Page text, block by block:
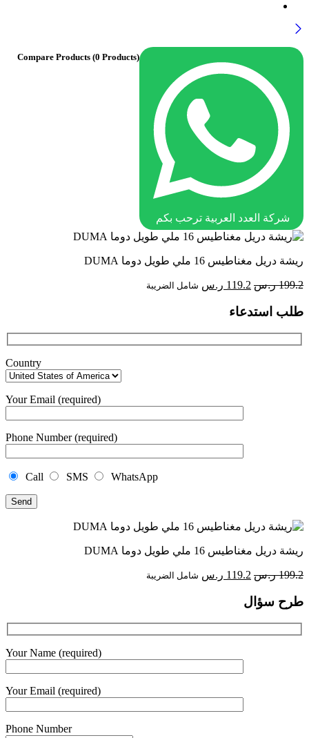
شركة العدد العربية ترحب بكم
Compare Products (0 Products)
ريشة دريل مغناطيس 16 ملي طويل دوما DUMA
199.2 ر.س السعر
هو:
119.2 ر.س السعر
شامل الضريبة
طلب استدعاء
Country
Your Email (required)
Phone Number (required)
Call SMS WhatsApp
ريشة دريل مغناطيس 16 ملي طويل دوما DUMA
199.2 ر.س السعر
هو:
119.2 ر.س السعر
شامل الضريبة
طرح سؤال
Your Name (required)
Your Email (required)
Phone Number